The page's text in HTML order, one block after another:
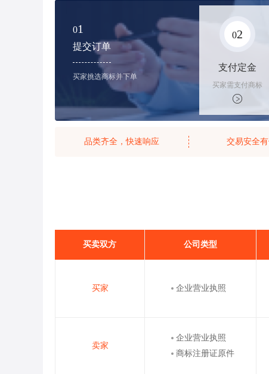
01
提交订单
买家挑选商标并下单
02
支付定金
买家需支付商标
标价的10%的购
买订金
品类齐全，快速响应 交易安全
买卖双方 公司类型
买家 企业营业执照
卖家
企业营业执照
商标注册证原件